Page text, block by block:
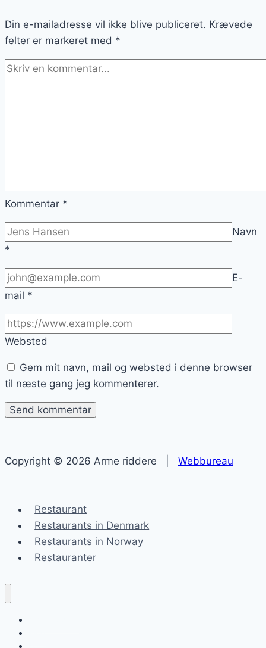
mandler:
En
lækker
variation
Din e-mailadresse vil ikke blive publiceret. Krævede
felter er markeret med *
Kommentar *
Navn
*
E-
mail *
Websted
Gem mit navn, mail og websted i denne browser
til næste gang jeg kommenterer.
Copyright © 2026 Arme riddere | Webbureau
Restaurant
Restaurants in Denmark
Restaurants in Norway
Restauranter